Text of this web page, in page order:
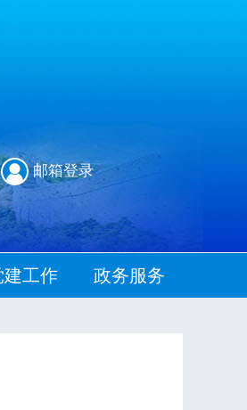
邮箱登录
建工作 政务服务